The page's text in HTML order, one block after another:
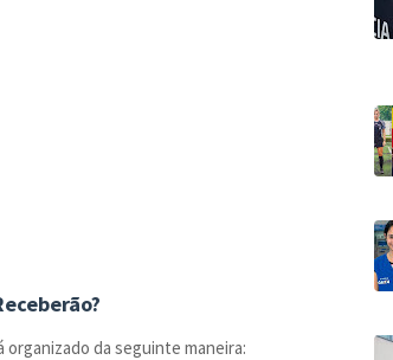
organizado da seguinte maneira: